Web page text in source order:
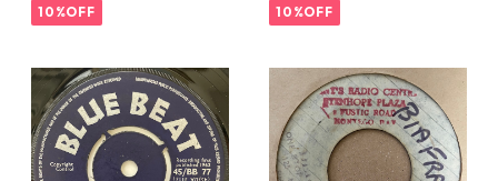
10%OFF 10%OFF